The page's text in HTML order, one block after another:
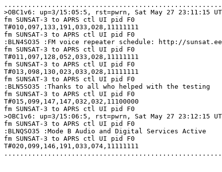
>OBC1v6: up=3/15:05:5, rst=pwrn, Sat May 27 23:11:15
fm SUNSAT-3 to APRS ctl UI pid F0
T#010,097,133,191,033,028,11111111
fm SUNSAT-3 to APRS ctl UI pid F0
:BLN4SO35 :FM voice repeater schedule: http://
fm SUNSAT-3 to APRS ctl UI pid F0
T#011,097,128,052,033,028,11111111
fm SUNSAT-3 to APRS ctl UI pid F0
T#013,098,130,023,033,028,11111111
fm SUNSAT-3 to APRS ctl UI pid F0
:BLN5SO35 :Thanks to all who helped with the testing
fm SUNSAT-3 to APRS ctl UI pid F0
T#015,099,147,147,032,032,11100000
fm SUNSAT-3 to APRS ctl UI pid F0
>OBC1v6: up=3/15:06:5, rst=pwrn, Sat May 27 23:12:15
fm SUNSAT-3 to APRS ctl UI pid F0
:BLNQSO35 :Mode B Audio and Digital Services Active
fm SUNSAT-3 to APRS ctl UI pid F0
T#020,099,146,191,033,074,11111111